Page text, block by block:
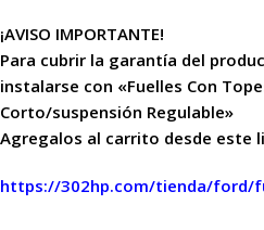
¡AVISO IMPORTANTE!
Para cubrir la garantía del
instalarse con «Fuelles Con
Corto/suspensión Regulable»
Agregalos al carrito desde este
https://302hp.com/tienda/ford/